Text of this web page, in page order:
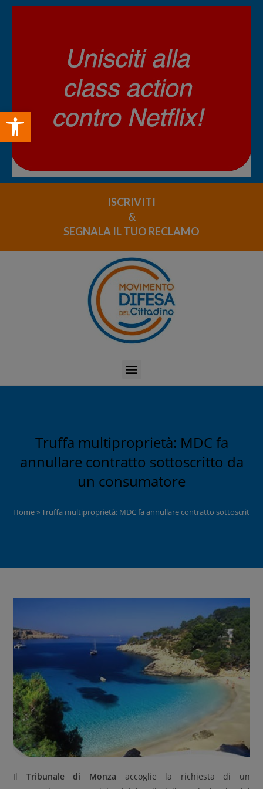
Open toolbar
ISCRIVITI
&
SEGNALA IL TUO RECLAMO
Truffa multiproprietà: MDC fa
annullare contratto sottoscritto da
un consumatore
Home»Truffa multiproprietà: MDC fa annullare contratto sottoscritto
Il Tribunale di Monza accoglie la richiesta di un